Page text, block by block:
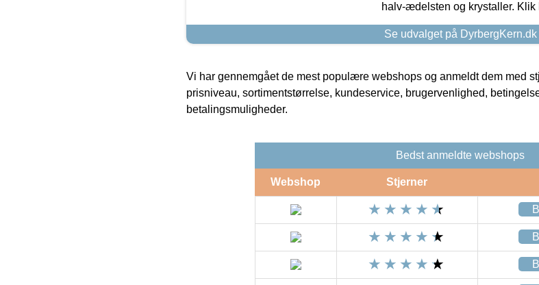
halv-ædelsten og krystaller. Klik
Se udvalget på DyrbergKern.dk
Vi har gennemgået de mest populære webshops og anmeldt dem med
prisniveau, sortimentstørrelse, kundeservice, brugervenlighed,
betalingsmuligheder.
Bedst anmeldte webshops
Webshop Stjerner